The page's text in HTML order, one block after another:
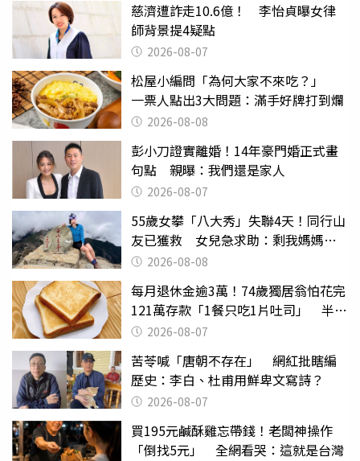
慈濟遭詐走10.6億！ 李怡貞曝女律
師背景提4疑點
2026-08-07
松屋小編問「為何大家不來吃？」
一票人點出3大問題：滿手好牌打到爛
2026-08-08
彭小刀證實離婚！14年豪門婚正式畫
句點 親曝：我們還是家人
2026-08-07
55歲女攀「八大秀」失聯4天！同行山
友已獲救 女兒急求助：剩我媽媽還
沒找到
2026-08-08
每月退休金逾3萬！74歲獨居翁怕花完
121萬存款「1餐只吃1片吐司」 半年
後暴瘦嚇壞女兒
2026-08-07
苦苓喊「唐朝不存在」 網紅批瞎編
歷史：李白、杜甫用鮮卑文寫詩？
2026-08-07
買195元鹹酥雞忘帶錢！老闆神操作
「倒找5元」 全網看哭：這就是台灣